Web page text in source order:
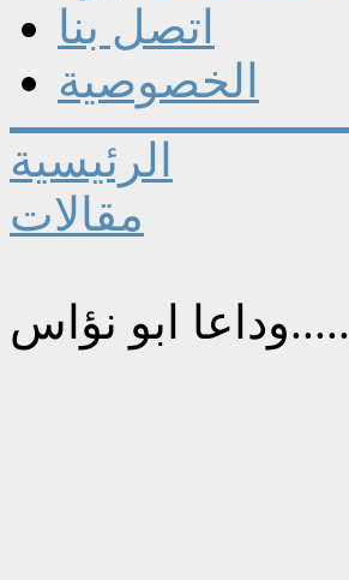
اتصل بنا
الخصوصية
الرئيسية
مقالات
وداعا ابو نؤاس.....